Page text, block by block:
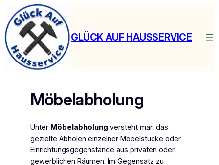
Zum
Inhalt
springen
GLÜCK AUF HAUSSERVICE
Möbelabholung
Unter Möbelabholung versteht man das
gezielte Abholen einzelner Möbelstücke oder
Einrichtungsgegenstände aus privaten oder
gewerblichen Räumen. Im Gegensatz zu